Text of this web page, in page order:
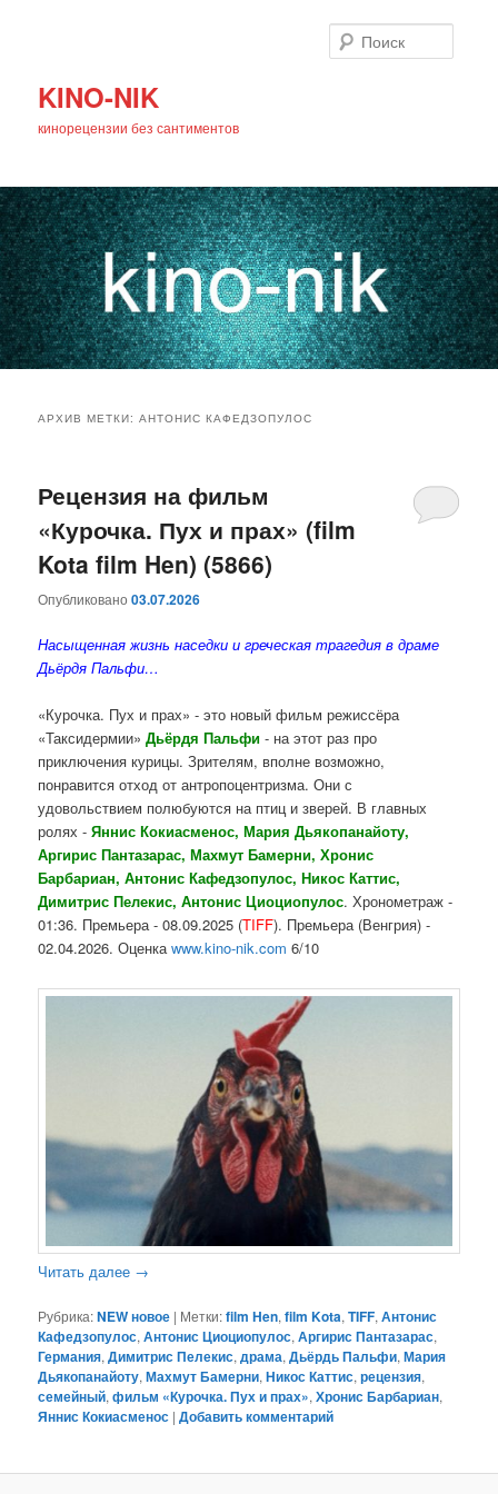
KINO-NIK
кинорецензии без сантиментов
основному
содержимому
дополнительному
содержимому
АРХИВ МЕТКИ:АНТОНИС КАФЕДЗОПУЛОС
Рецензия на фильм
«Курочка. Пух и прах» (film
Kota film Hen) (5866)
Опубликовано03.07.2026
Насыщенная жизнь наседки и греческая трагедия в драме
Дьёрдя Пальфи…
«Курочка. Пух и прах» - это новый фильм режиссёра
«Таксидермии»Дьёрдя Пальфи - на этот раз про
приключения курицы. Зрителям, вполне возможно,
понравится отход от антропоцентризма. Они с
удовольствием полюбуются на птиц и зверей. В главных
ролях -Яннис Кокиасменос, Мария Дьякопанайоту,
Аргирис Пантазарас, Махмут Бамерни, Хронис
Барбариан, Антонис Кафедзопулос, Никос Каттис,
Димитрис Пелекис, Антонис Циоциопулос. Хронометраж -
01:36. Премьера - 08.09.2025 (TIFF). Премьера (Венгрия) -
02.04.2026. Оценкаwww.kino-nik.com 6/10
Читать далее →
Рубрика:NEW новое | Метки:film Hen,film Kota,TIFF,Антонис
Кафедзопулос,Антонис Циоциопулос,Аргирис Пантазарас,
Германия,Димитрис Пелекис,драма,Дьёрдь Пальфи,Мария
Дьякопанайоту,Махмут Бамерни,Никос Каттис,рецензия,
семейный,фильм «Курочка. Пух и прах»,Хронис Барбариан,
Яннис Кокиасменос |Добавить комментарий